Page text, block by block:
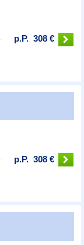
p.P. 308 €
p.P. 308 €